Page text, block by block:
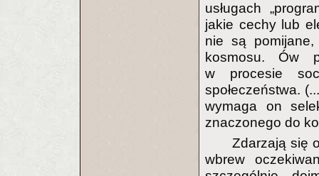
usługach
jakie cechy lub
nie są
kosmosu. Ów
w procesie
społeczeństwa.
wymaga on
znaczonego do
Zdarzają się
wbrew